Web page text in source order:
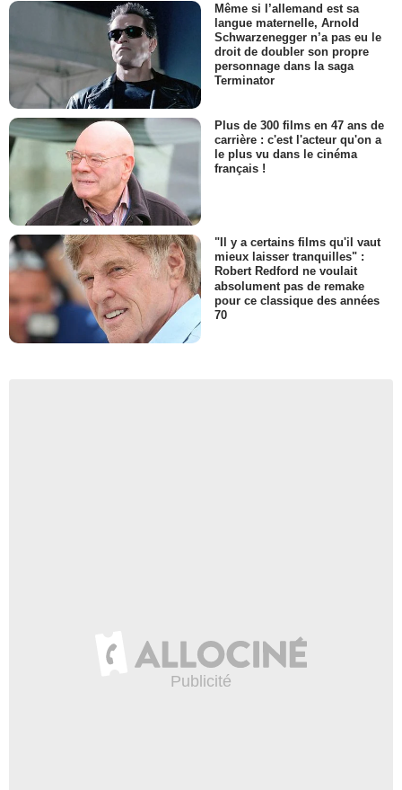
Même si l’allemand est sa
langue maternelle, Arnold
Schwarzenegger n’a pas eu le
droit de doubler son propre
personnage dans la saga
Terminator
Plus de 300 films en 47 ans de
carrière : c'est l'acteur qu'on a
le plus vu dans le cinéma
français !
"Il y a certains films qu'il vaut
mieux laisser tranquilles" :
Robert Redford ne voulait
absolument pas de remake
pour ce classique des années
70